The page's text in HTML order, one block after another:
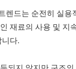
렌드는 순전히 실
재료의 사용 및
다.